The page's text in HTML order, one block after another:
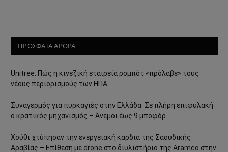
ΠΡΟΣΦΑΤΑ ΑΡΘΡΑ
Unitree: Πώς η κινεζική εταιρεία ρομπότ «πρόλαβε» τους
νέους περιορισμούς των ΗΠΑ
Συναγερμός για πυρκαγιές στην Ελλάδα: Σε πλήρη επιφυλακή
ο κρατικός μηχανισμός – Άνεμοι έως 9 μποφόρ
Χούθι χτύπησαν την ενεργειακή καρδιά της Σαουδικής
Αραβίας – Επίθεση με drone στο διυλιστήριο της Aramco στην